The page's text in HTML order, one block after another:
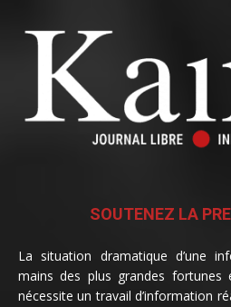
SOUTENEZ LA
La situation dramatique d’une
mains des plus grandes fortunes
nécessite un travail d’information